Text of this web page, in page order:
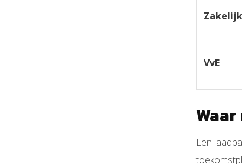
Zakelijk
VvE
Een